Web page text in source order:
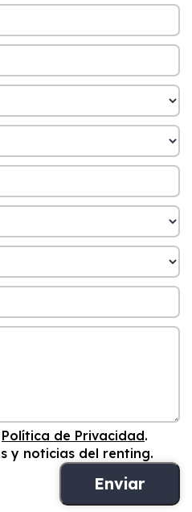
Política de Privacidad.
y noticias del renting.